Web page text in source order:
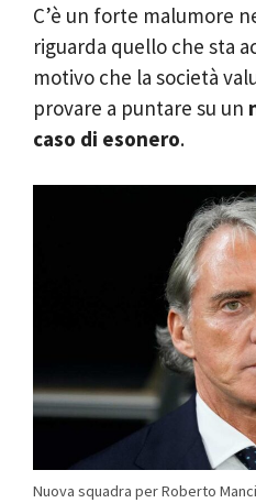
C’è un forte malumore
riguarda quello che sta
motivo che la società
provare a puntare su un
caso di esonero.
Nuova squadra per Roberto